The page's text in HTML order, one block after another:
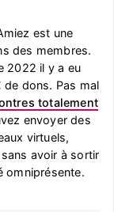
est une
des membres.
2022 il y a eu
dons. Pas mal
totalement
envoyer des
virtuels,
avoir à sortir
omniprésente.